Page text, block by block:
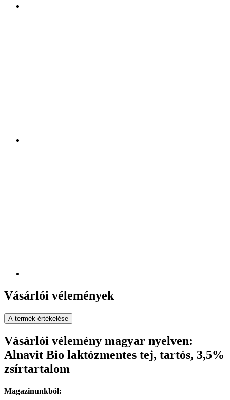
Vásárlói vélemények
A termék értékelése
Vásárlói vélemény magyar nyelven:
Alnavit Bio laktózmentes tej, tartós, 3,5%
zsírtartalom
Magazinunkból: